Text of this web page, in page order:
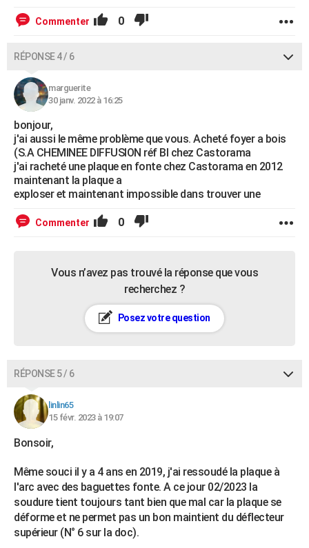
Commenter 0
RÉPONSE 4 / 6
marguerite
30 janv. 2022 à 16:25
bonjour,
j'ai aussi le même problème que vous. Acheté foyer a bois
(S.A CHEMINEE DIFFUSION réf BI chez Castorama
j'ai racheté une plaque en fonte chez Castorama en 2012
maintenant la plaque a
exploser et maintenant impossible dans trouver une
Commenter 0
Vous n’avez pas trouvé la réponse que vous
recherchez ?
Posez votre question
RÉPONSE 5 / 6
linlin65
15 févr. 2023 à 19:07
Bonsoir,
Même souci il y a 4 ans en 2019, j'ai ressoudé la plaque à
l'arc avec des baguettes fonte. A ce jour 02/2023 la
soudure tient toujours tant bien que mal car la plaque se
déforme et ne permet pas un bon maintient du déflecteur
supérieur (N° 6 sur la doc).